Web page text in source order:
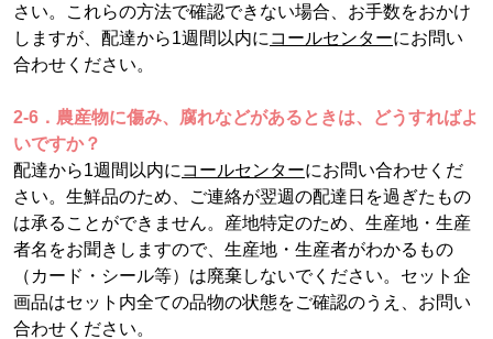
さい。これらの方法で確認できない場合、お手数をおかけ
しますが、配達から1週間以内に コールセンターにお問い
合わせください。
2-6．農産物に傷み、腐れなどがあるときは、どうすればよ
いですか？
配達から1週間以内に コールセンターにお問い合わせくだ
さい。生鮮品のため、ご連絡が翌週の配達日を過ぎたもの
は承ることができません。産地特定のため、生産地・生産
者名をお聞きしますので、生産地・生産者がわかるもの
（カード・シール等）は廃棄しないでください。セット企
画品はセット内全ての品物の状態をご確認のうえ、お問い
合わせください。